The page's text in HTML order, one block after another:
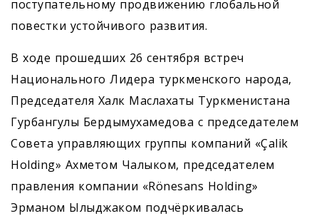
поступательному продвижению глобальной
повестки устойчивого развития.
В ходе прошедших 26 сентября встреч
Национального Лидера туркменского народа,
Председателя Халк Маслахаты Туркменистана
Гурбангулы Бердымухамедова с председателем
Совета управляющих группы компаний «Çalik
Holding» Ахметом Чалыком, председателем
правления компании «Rönesans Holding»
Эрманом Ылыджаком подчёркивалась